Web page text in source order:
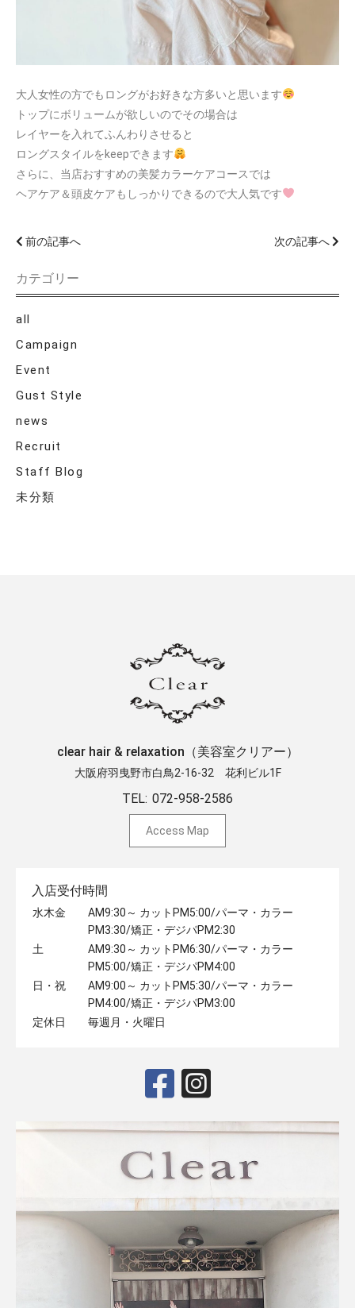
大人女性の方でもロングがお好きな方多いと思います
トップにボリュームが欲しいのでその場合は
レイヤーを入れてふんわりさせると
ロングスタイルをkeepできます
さらに、当店おすすめの美髪カラーケアコースでは
ヘアケア＆頭皮ケアもしっかりできるので大人気です
前の記事へ 次の記事へ
カテゴリー
all
Campaign
Event
Gust Style
news
Recruit
Staff Blog
未分類
clear hair & relaxation（美容室クリアー）
大阪府羽曳野市白鳥2-16-32 ​花利ビル1F
TEL: 072-958-2586
Access Map
入店受付時間
水木金
AM9:30～ カットPM5:00/パーマ・カラー
PM3:30/矯正・デジパPM2:30
土
AM9:30～ カットPM6:30/パーマ・カラー
PM5:00/矯正・デジパPM4:00
日・祝
AM9:00～ カットPM5:30/パーマ・カラー
PM4:00/矯正・デジパPM3:00
定休日
毎週月・火曜日